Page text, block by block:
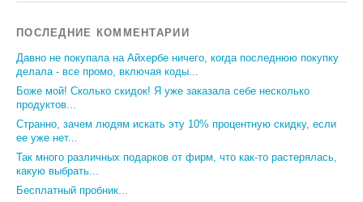
ПОСЛЕДНИЕ КОММЕНТАРИИ
Давно не покупала на Айхербе ничего, когда последнюю покупку
делала - все промо, включая коды...
Боже мой! Сколько скидок! Я уже заказала себе несколько
продуктов...
Странно, зачем людям искать эту 10% процентную скидку, если
ее уже нет...
Так много различных подарков от фирм, что как-то растерялась,
какую выбрать...
Бесплатный пробник...